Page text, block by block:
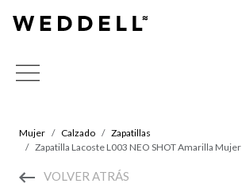
Mujer Calzado
Zapatillas
Zapatilla Lacoste L003 NEO SHOT Amarilla Mujer
VOLVER ATRÁS